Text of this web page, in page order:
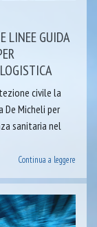
LINEE GUIDA
civile la
Micheli per
sanitaria nel
Continua a leggere